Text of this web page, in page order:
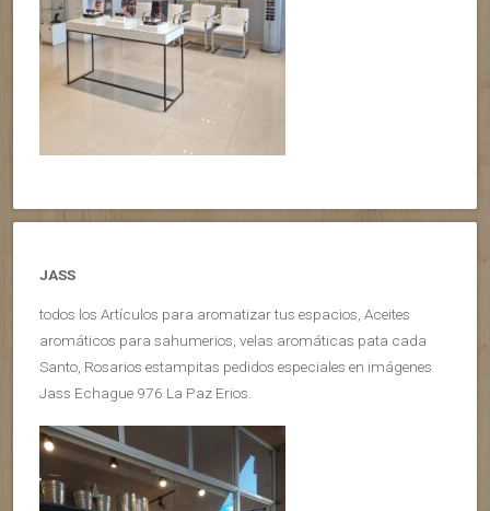
JASS
todos los Artículos para aromatizar tus espacios, Aceites
aromáticos para sahumerios, velas aromáticas pata cada
Santo, Rosarios estampitas pedidos especiales en imágenes
Jass Echague 976 La Paz Erios.